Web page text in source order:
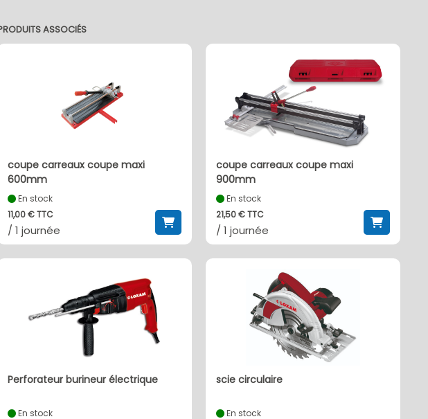
ASSOCIÉS
coupe carreaux coupe maxi
600mm
En stock
11,00 € TTC
/ 1 journée
coupe carreaux coupe maxi
900mm
En stock
21,50 € TTC
/ 1 journée
Perforateur burineur électrique
En stock
scie circulaire
En stock